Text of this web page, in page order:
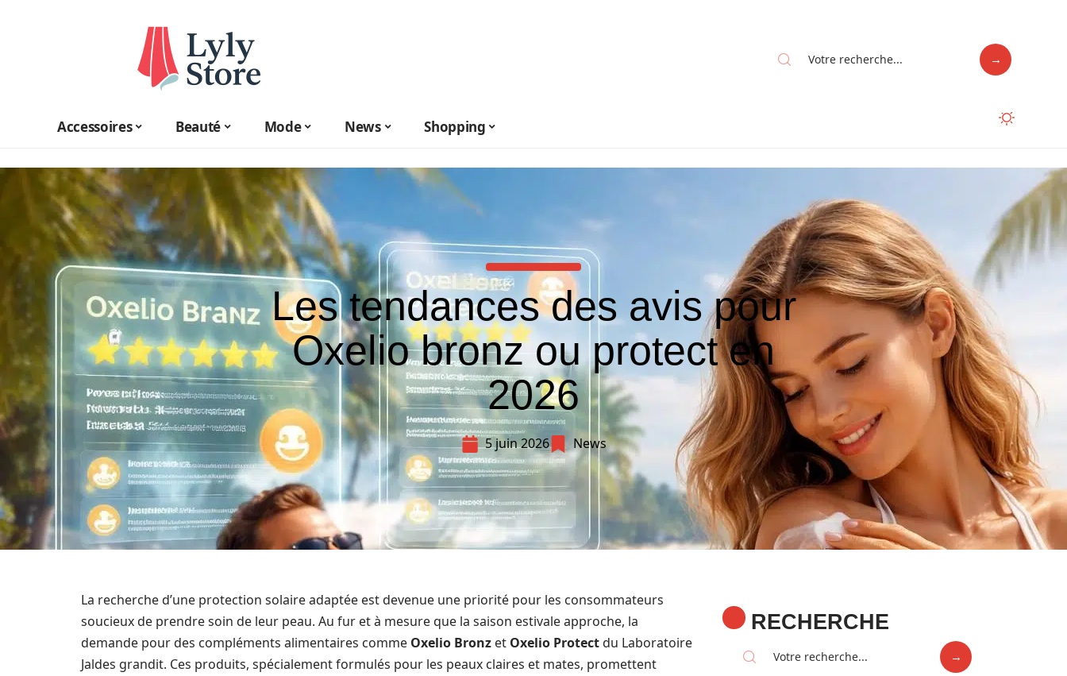
Accessoires Beauté Mode News Shopping
Les tendances des avis pour
Oxelio bronz ou protect en
2026
5 juin 2026 News
La recherche d’une protection solaire adaptée est devenue une priorité pour les consommateurs
soucieux de prendre soin de leur peau. Au fur et à mesure que la saison estivale approche, la
demande pour des compléments alimentaires comme Oxelio Bronz et Oxelio Protectdu Laboratoire
Jaldes grandit. Ces produits, spécialement formulés pour les peaux claires et mates, promettent
RECHERCHE